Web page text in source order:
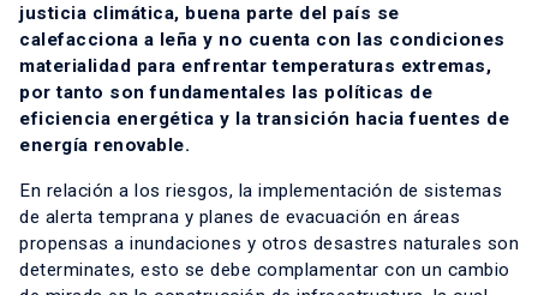
justicia climática, buena parte del país se
calefacciona a leña y no cuenta con las condiciones
materialidad para enfrentar temperaturas extremas,
por tanto son fundamentales las políticas de
eficiencia energética y la transición hacia fuentes de
energía renovable.
En relación a los riesgos, la implementación de sistemas
de alerta temprana y planes de evacuación en áreas
propensas a inundaciones y otros desastres naturales son
determinates, esto se debe complamentar con un cambio